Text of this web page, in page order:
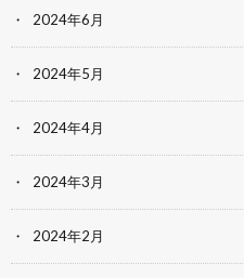
2024年6月
2024年5月
2024年4月
2024年3月
2024年2月